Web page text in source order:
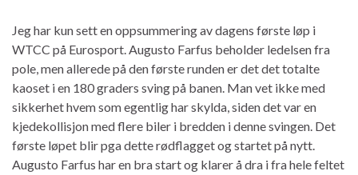
Jeg har kun sett en oppsummering av dagens første løp i
WTCC på Eurosport. Augusto Farfus beholder ledelsen fra
pole, men allerede på den første runden er det det totalte
kaoset i en 180 graders sving på banen. Man vet ikke med
sikkerhet hvem som egentlig har skylda, siden det var en
kjedekollisjon med flere biler i bredden i denne svingen. Det
første løpet blir pga dette rødflagget og startet på nytt.
Augusto Farfus har en bra start og klarer å dra i fra hele feltet